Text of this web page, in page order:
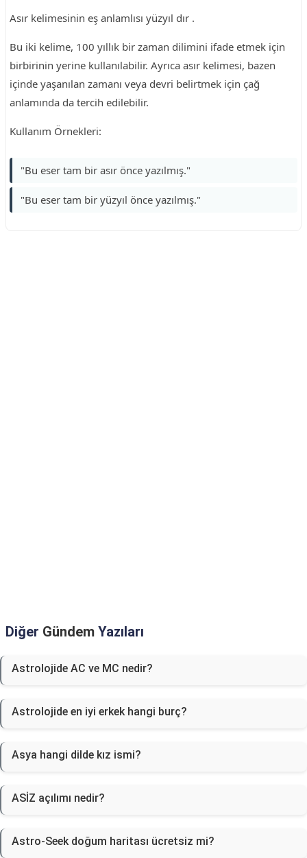
Asır kelimesinin eş anlamlısı yüzyıl dır .
Bu iki kelime, 100 yıllık bir zaman dilimini ifade etmek için
birbirinin yerine kullanılabilir. Ayrıca asır kelimesi, bazen
içinde yaşanılan zamanı veya devri belirtmek için çağ
anlamında da tercih edilebilir.
Kullanım Örnekleri:
"Bu eser tam bir asır önce yazılmış."
"Bu eser tam bir yüzyıl önce yazılmış."
Diğer Gündem Yazıları
Astrolojide AC ve MC nedir?
Astrolojide en iyi erkek hangi burç?
Asya hangi dilde kız ismi?
ASİZ açılımı nedir?
Astro-Seek doğum haritası ücretsiz mi?